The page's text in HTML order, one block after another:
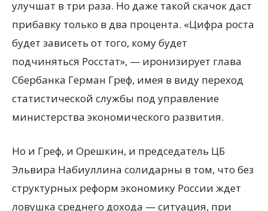
улучшат в три раза. Но даже такой скачок даст
прибавку только в два процента. «Цифра роста
будет зависеть от того, кому будет
подчиняться Росстат», — иронизирует глава
Сбербанка Герман Греф, имея в виду переход
статистической службы под управление
министерства экономического развития.
Но и Греф, и Орешкин, и председатель ЦБ
Эльвира Набиуллина солидарны в том, что без
структурных реформ экономику России ждет
ловушка среднего дохода — ситуация, при